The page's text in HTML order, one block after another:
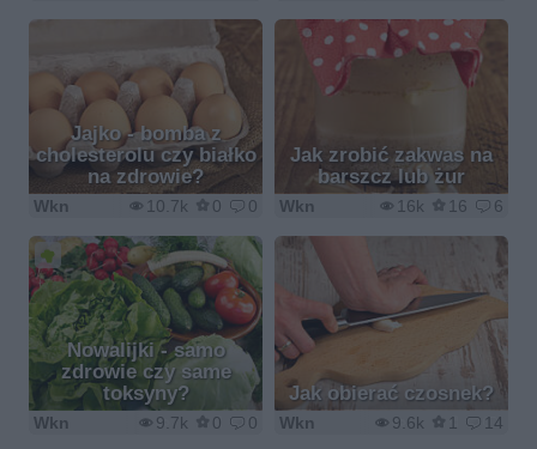
Jajko - bomba z
cholesterolu czy białko
na zdrowie?
10.7k 0 0
Wkn
Jak zrobić zakwas na
barszcz lub żur
16k 16 6
Wkn
Nowalijki - samo
zdrowie czy same
toksyny?
9.7k 0 0
Wkn
Jak obierać czosnek?
9.6k 1 14
Wkn